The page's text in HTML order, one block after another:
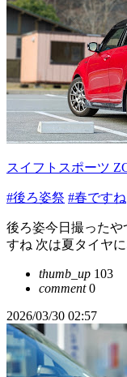
スイフトスポーツ
#後ろ姿祭 #春ですね
後ろ姿今日撮った
すね 次は夏タイヤ
thumb_up 103
comment0
2026/03/30 02:57